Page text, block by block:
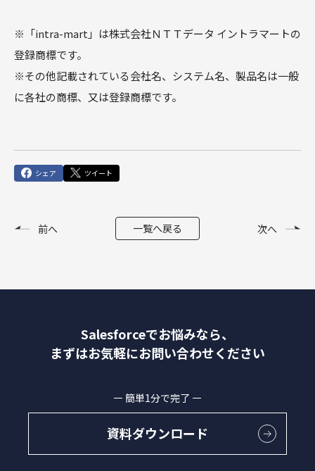
※「intra-mart」は株式会社ＮＴＴデータ イントラマートの
登録商標です。
※その他記載されている会社名、システム名、製品名は一般
に各社の商標、又は登録商標です。
シェア ツイート
前へ 一覧へ戻る 次へ
Salesforceでお悩みなら、
まずはお気軽にお問い合わせください
簡単1分で完了
資料ダウンロード